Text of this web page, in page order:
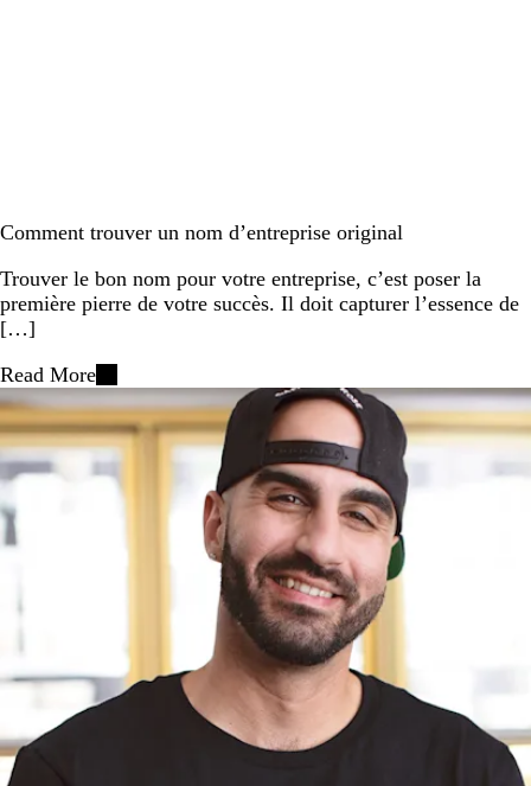
Comment trouver un nom d’entreprise original
Trouver le bon nom pour votre entreprise, c’est poser la
première pierre de votre succès. Il doit capturer l’essence de
[…]
Read More